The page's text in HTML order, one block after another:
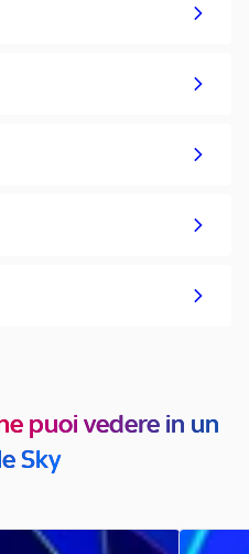
puoi vedere in un
Sky